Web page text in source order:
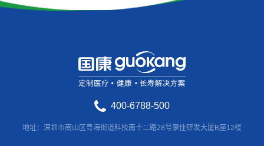
400-6788-500
地址：深圳市南山区粤海街道科技南十二路28号康佳研发大厦B座12楼